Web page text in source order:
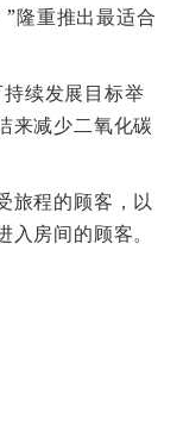
隆重推出最适合
续发展目标举
来减少二氧化碳
旅程的顾客，以
房间的顾客。